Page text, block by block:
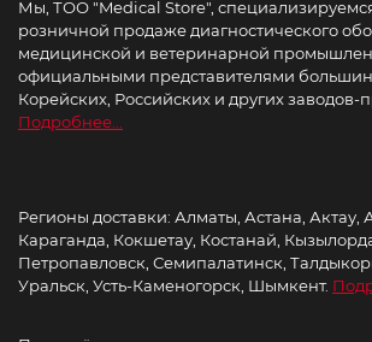
Мы, ТОО "Medical Store",
розничной продаже диагностического
медицинской и ветеринарной
официальными представителями
Корейских, Российских и других заводов-
Подробнее...
Регионы доставки: Алматы, Астана, Актау,
Караганда, Кокшетау, Костанай,
Петропавловск, Семипалатинск,
Уральск, Усть-Каменогорск, Шымкент.